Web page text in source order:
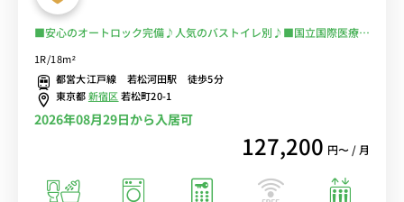
■安心のオートロック完備♪人気のバストイレ別♪■国立国際医療研
回避で安心！■選べるWi-Fi格安レンタル中！
1R/18m²
都営大江戸線 若松河田駅 徒歩5分
東京都新宿区若松町20-1
2026年08月29日から入居可
127,200 円〜 / 月